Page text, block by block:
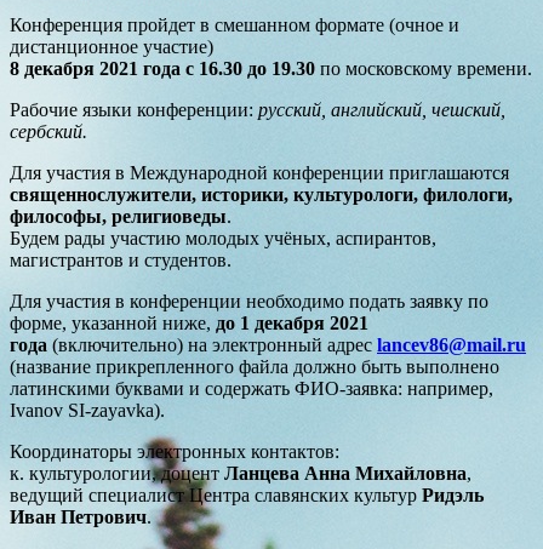
Конференция пройдет в смешанном формате (очное и
дистанционное участие)
8 декабря 2021 года с 16.30 до 19.30 по московскому времени.
Рабочие языки конференции: русский, английский, чешский,
сербский.
Для участия в Международной конференции приглашаются
священнослужители, историки, культурологи, филологи,
философы, религиоведы.
Будем рады участию молодых учёных, аспирантов,
магистрантов и студентов.
Для участия в конференции необходимо подать заявку по
форме, указанной ниже, до 1 декабря 2021
года (включительно) на электронный адрес lancev86@mail.ru
(название прикрепленного файла должно быть выполнено
латинскими буквами и содержать ФИО-заявка: например,
Ivanov SI-zayavka).
Координаторы электронных контактов:
к. культурологии, доцент Ланцева Анна Михайловна,
ведущий специалист Центра славянских культур Ридэль
Иван Петрович.